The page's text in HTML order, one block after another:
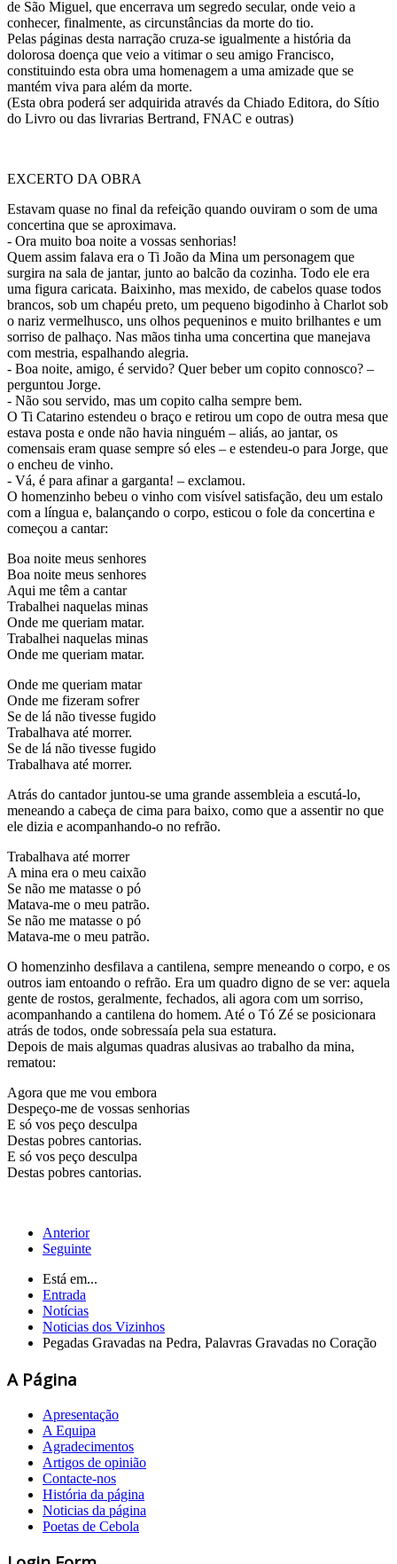
de São Miguel, que encerrava um segredo secular, onde veio a
conhecer, finalmente, as circunstâncias da morte do tio.
Pelas páginas desta narração cruza-se igualmente a história da
dolorosa doença que veio a vitimar o seu amigo Francisco,
constituindo esta obra uma homenagem a uma amizade que se
mantém viva para além da morte.
(Esta obra poderá ser adquirida através da Chiado Editora, do Sítio
do Livro ou das livrarias Bertrand, FNAC e outras)
EXCERTO DA OBRA
Estavam quase no final da refeição quando ouviram o som de uma
concertina que se aproximava.
- Ora muito boa noite a vossas senhorias!
Quem assim falava era o Ti João da Mina um personagem que
surgira na sala de jantar, junto ao balcão da cozinha. Todo ele era
uma figura caricata. Baixinho, mas mexido, de cabelos quase todos
brancos, sob um chapéu preto, um pequeno bigodinho à Charlot sob
o nariz vermelhusco, uns olhos pequeninos e muito brilhantes e um
sorriso de palhaço. Nas mãos tinha uma concertina que manejava
com mestria, espalhando alegria.
- Boa noite, amigo, é servido? Quer beber um copito connosco? –
perguntou Jorge.
- Não sou servido, mas um copito calha sempre bem.
O Ti Catarino estendeu o braço e retirou um copo de outra mesa que
estava posta e onde não havia ninguém – aliás, ao jantar, os
comensais eram quase sempre só eles – e estendeu-o para Jorge, que
o encheu de vinho.
- Vá, é para afinar a garganta! – exclamou.
O homenzinho bebeu o vinho com visível satisfação, deu um estalo
com a língua e, balançando o corpo, esticou o fole da concertina e
começou a cantar:
Boa noite meus senhores
Boa noite meus senhores
Aqui me têm a cantar
Trabalhei naquelas minas
Onde me queriam matar.
Trabalhei naquelas minas
Onde me queriam matar.
Onde me queriam matar
Onde me fizeram sofrer
Se de lá não tivesse fugido
Trabalhava até morrer.
Se de lá não tivesse fugido
Trabalhava até morrer.
Atrás do cantador juntou-se uma grande assembleia a escutá-lo,
meneando a cabeça de cima para baixo, como que a assentir no que
ele dizia e acompanhando-o no refrão.
Trabalhava até morrer
A mina era o meu caixão
Se não me matasse o pó
Matava-me o meu patrão.
Se não me matasse o pó
Matava-me o meu patrão.
O homenzinho desfilava a cantilena, sempre meneando o corpo, e os
outros iam entoando o refrão. Era um quadro digno de se ver: aquela
gente de rostos, geralmente, fechados, ali agora com um sorriso,
acompanhando a cantilena do homem. Até o Tó Zé se posicionara
atrás de todos, onde sobressaía pela sua estatura.
Depois de mais algumas quadras alusivas ao trabalho da mina,
rematou:
Agora que me vou embora
Despeço-me de vossas senhorias
E só vos peço desculpa
Destas pobres cantorias.
E só vos peço desculpa
Destas pobres cantorias.
Anterior
Seguinte
Está em...
Entrada
Notícias
Noticias dos Vizinhos
Pegadas Gravadas na Pedra, Palavras Gravadas no Coração
A Página
Apresentação
A Equipa
Agradecimentos
Artigos de opinião
Contacte-nos
História da página
Noticias da página
Poetas de Cebola